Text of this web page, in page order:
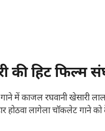
की हिट फिल्म
में काजल रघवानी खेसारी
होठवा लागेला चॉकलेट